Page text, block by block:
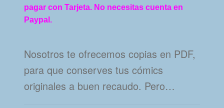
pagar con Tarjeta. No necesitas cuenta en
Paypal.
Nosotros te ofrecemos copias en PDF,
para que conserves tus cómics
originales a buen recaudo. Pero…